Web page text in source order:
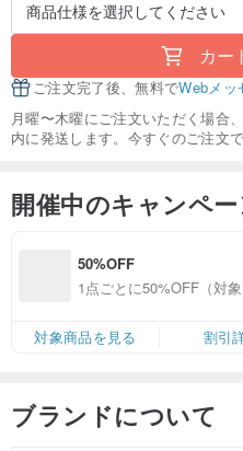
カー
ご注文完了後、無料でWebメッ
月曜〜木曜にご注文いただく場合
内に発送します。今すぐのご注文
開催中のキャンペ
50%OFF
1点ごとに50%OFF（対
対象商品を見る
割引
ブランドについて